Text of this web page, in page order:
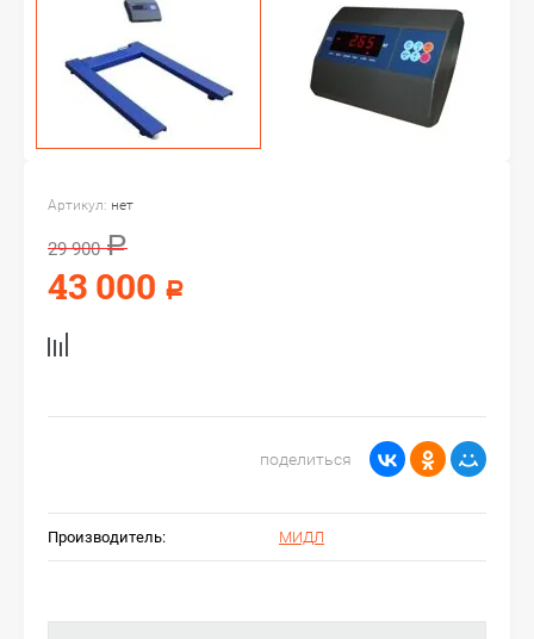
Артикул: нет
29 900 Р
43 000 Р
поделиться
Производитель: МИДЛ